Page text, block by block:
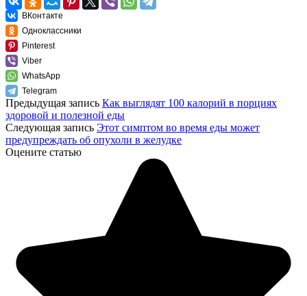
ВКонтакте
Одноклассники
Pinterest
Viber
WhatsApp
Telegram
Предыдущая запись Как выглядят 100 калорий в порциях
здоровой и полезной еды
Следующая запись Этот симптом во время еды может
предупреждать об опухоли в желудке
Оцените статью